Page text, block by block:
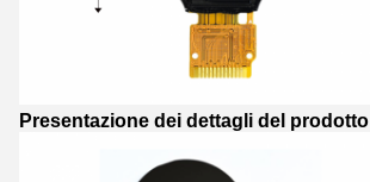
Presentazione dei dettagli del prodotto